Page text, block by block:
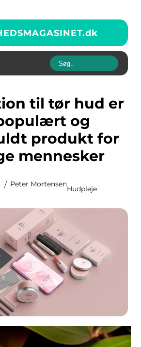
dk
og
produkt for
mennesker
Peter Mortensen
Hudpleje